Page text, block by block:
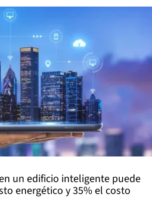
un edificio inteligente puede
energético y 35% el costo